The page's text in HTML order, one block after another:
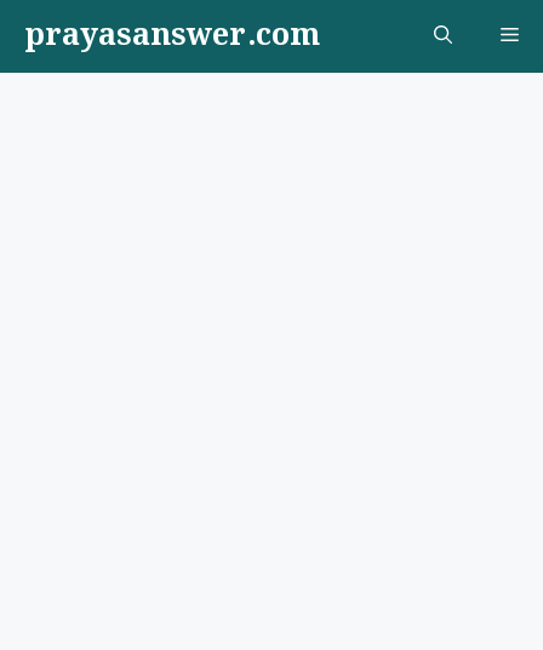
content
prayasanswer.com